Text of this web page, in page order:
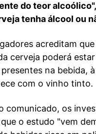
do teor
tenha álcool ou
acreditam
cerveja poderá
na bebida,
com o vinho tinto.
comunicado, os
o estudo "vem